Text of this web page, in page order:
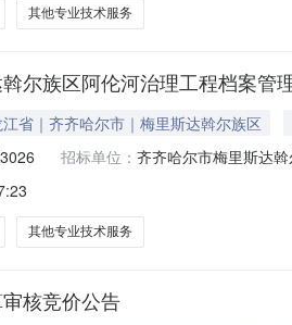
其他专业技术服务
尔族区阿伦河治理工程档案管
省｜齐齐哈尔市｜梅里斯达斡尔族区
招标单位： 齐齐哈尔市梅里斯达
其他专业技术服务
核竞价公告